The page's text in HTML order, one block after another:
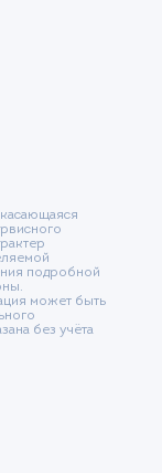
подробной
может быть
без учёта